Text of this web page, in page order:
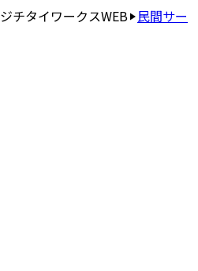
ジチタイワークスWEB 民間サー